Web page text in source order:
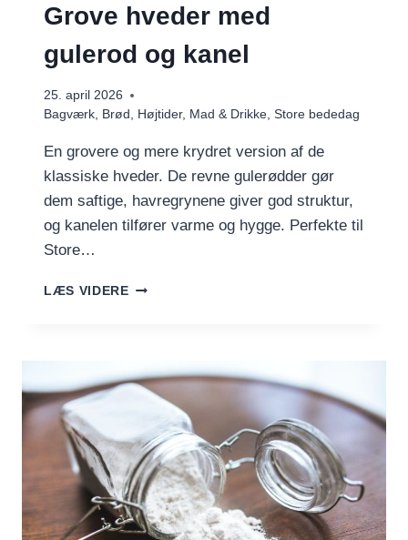
Grove hveder med
gulerod og kanel
25. april 2026
Bagværk, Brød , Højtider, Mad & Drikke, Store bededag
En grovere og mere krydret version af de
klassiske hveder. De revne gulerødder gør
dem saftige, havregrynene giver god struktur,
og kanelen tilfører varme og hygge. Perfekte til
Store…
LÆS VIDEREGROVE
KANEL